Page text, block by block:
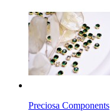
Preciosa Components